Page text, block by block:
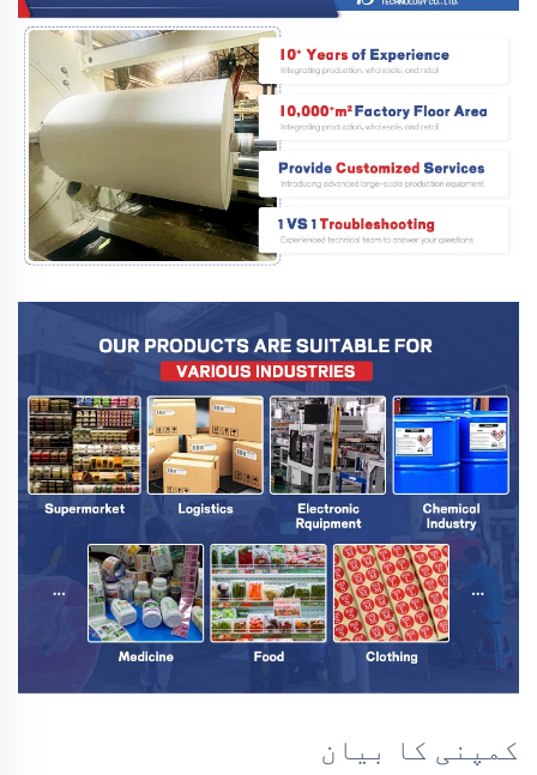
کمپنی کا بیان